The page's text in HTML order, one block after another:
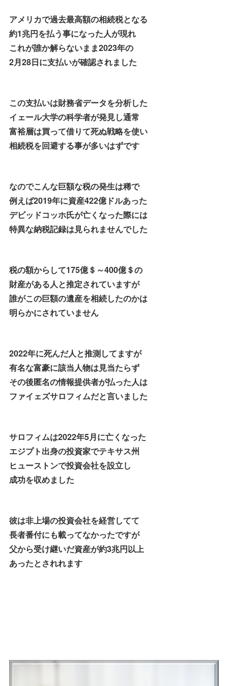
アメリカで過去最高額の相続税となる
約1兆円を払う事になった人が現れ
これが誰か解らないまま2023年の
2月28日に支払いが確認されました
この支払いは財務省データを分析した
イェール大学の科学者が発見し通常
富裕層は買って借りて死ぬ戦略を使い
相続税を回避する事が多いはずです
なのでこんな巨額な税の発生は稀で
例えば2019年に資産422億ドルあった
デビッドコッホ氏が亡くなった際には
特異な納税記録は見られませんでした
税の額からして175億＄～400億＄の
財産がある人と推定されていますが
誰がこの巨額の遺産を相続したのかは
明らかにされていません
2022年に死んだ人と推測してますが
有名な富豪に該当人物は見当たらず
その後匿名の情報提供者が払った人は
ファイェズサロフィムだと言いました
サロフィムは2022年5月に亡くなった
エジプト出身の投資家でテキサス州
ヒューストンで投資会社を設立し
成功を収めました
彼は非上場の投資会社を経営してて
長者番付にも載ってなかったですが
父から受け継いだ資産が約3兆円以上
あったとされれます